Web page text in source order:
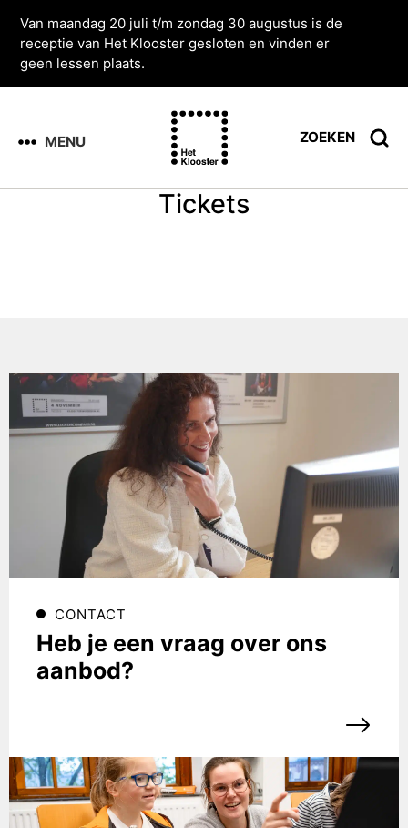
Van maandag 20 juli t/m zondag 30 augustus is de
receptie van Het Klooster gesloten en vinden er
geen lessen plaats.
MENU ZOEKEN
Tickets
CONTACT
Heb je een vraag over ons
aanbod?